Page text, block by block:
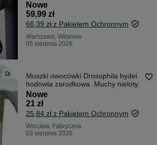
Nowe
59,99 zł
66,39 zł z Pakietem Ochronnym
Warszawa, Wilanów
05 sierpnia 2026
Muszki owocówki Drosophila hydei
hodowla zarodkowa. Muchy nieloty.
Nowe
21 zł
25,84 zł z Pakietem Ochronnym
Wrocław, Fabryczna
03 sierpnia 2026